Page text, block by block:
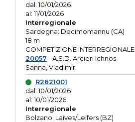
dal: 10/01/2026
al: 11/01/2026
Interregionale
Sardegna: Decimomannu (CA)
18 m
COMPETIZIONE INTERREGIONALE
20057 - A.S.D. Arcieri Ichnos
Sanna, Vladimir
R2621001
dal: 10/01/2026
al: 10/01/2026
Interregionale
Bolzano: Laives/Leifers (BZ)